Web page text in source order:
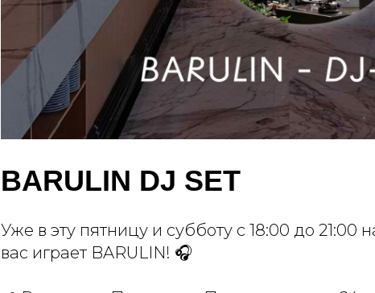
BARULIN DJ SET
Уже в эту пятницу и субботу с 18:00 до 21:00
вас играет BARULIN! 🎧